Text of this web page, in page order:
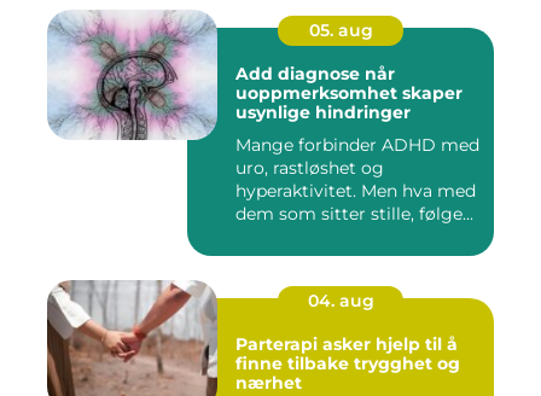
05. aug
Add diagnose når
uoppmerksomhet skaper
usynlige hindringer
Mange forbinder ADHD med
uro, rastløshet og
hyperaktivitet. Men hva med
dem som sitter stille, følge...
04. aug
Parterapi asker hjelp til å
finne tilbake trygghet og
nærhet